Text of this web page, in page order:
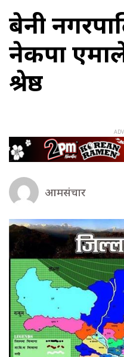
बेनी
नेकपा
श्रेष्ठ
आमसंचार